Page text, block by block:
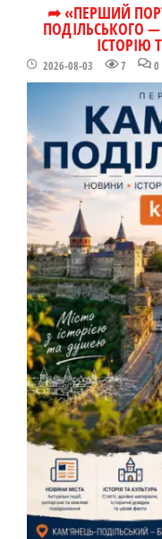
➦ «ПЕРШИЙ
ПОДІЛЬСЬКОГО
ІСТОРІЮ
2026-08-03 7 0